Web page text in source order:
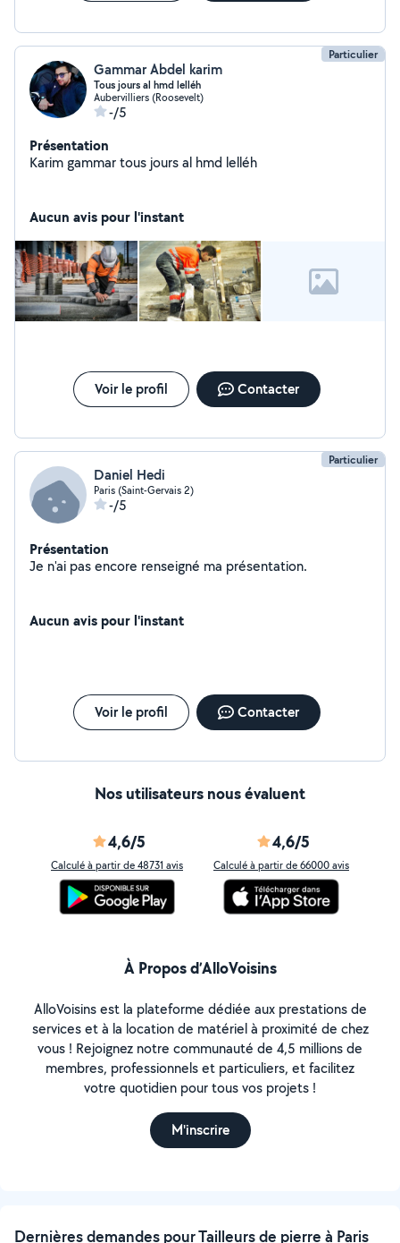
Particulier
Gammar Abdel karim
Tous jours al hmd lelléh
Aubervilliers (Roosevelt)
-/5
Présentation
Karim gammar tous jours al hmd lelléh
Aucun avis pour l'instant
Voir le profil Contacter
Particulier
Daniel Hedi
Paris (Saint-Gervais 2)
-/5
Présentation
Je n'ai pas encore renseigné ma présentation.
Aucun avis pour l'instant
Voir le profil Contacter
Nos utilisateurs nous évaluent
4,6/5
Calculé à partir de 48731 avis
4,6/5
Calculé à partir de 66000 avis
À Propos d’AlloVoisins
AlloVoisins est la plateforme dédiée aux prestations de
services et à la location de matériel à proximité de chez
vous ! Rejoignez notre communauté de 4,5 millions de
membres, professionnels et particuliers, et facilitez
votre quotidien pour tous vos projets !
M'inscrire
Dernières demandes pour Tailleurs de pierre à Paris